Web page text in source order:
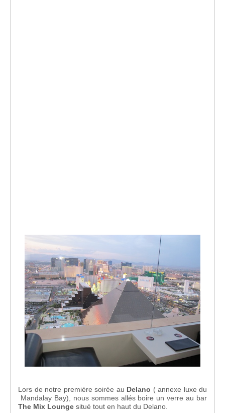
Lors de notre première soirée au Delano ( annexe luxe du
Mandalay Bay), nous sommes allés boire un verre au bar
The Mix Lounge situé tout en haut du Delano.